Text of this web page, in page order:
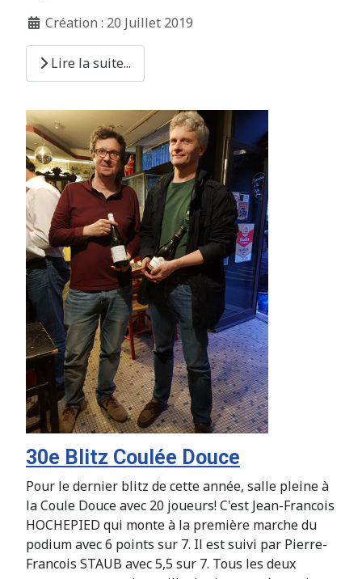
Création : 20 Juillet 2019
Lire la suite...
30e Blitz Coulée Douce
Pour le dernier blitz de cette année, salle pleine à
la Coule Douce avec 20 joueurs! C'est Jean-Francois
HOCHEPIED qui monte à la première marche du
podium avec 6 points sur 7. Il est suivi par Pierre-
Francois STAUB avec 5,5 sur 7. Tous les deux